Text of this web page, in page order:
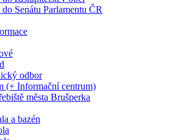
Senátu Parlamentu ČR
odbor
(+ Informační centrum)
města Brušperka
a bazén